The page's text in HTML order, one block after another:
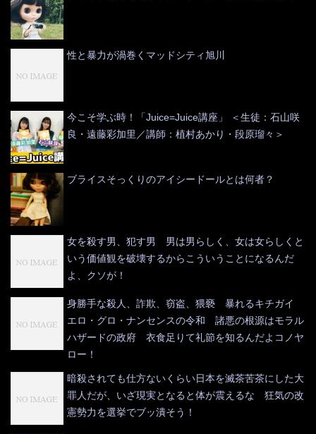
性と暴力が渦巻くマッドシティ旭川
今こそ学ぶ時！「Juice=Juice講座」 ＜生徒：石山咲
良・遠藤彩加里／講師：植村あかり・段原瑠々＞
ブライスそっくりのアイシードールとは何者？
女を殺す男、犯す男 男は男らしく、女は女らしくと
いう価値観を破壊するからこういうことになるんだ
よ、クソが！
身勝手な殺人、詐欺、窃盗、猥褻 暴れるキチガイ
エロ・グロ・ナンセンスの令和 諸悪の根源はモラル
ハザードの政府 衣食足りて礼節を知るんだよコノヤ
ロー！
暗殺されても仕方ないくらい日本を滅茶苦茶にした大
罪人だが、いざ現実となると体が震えるな 狂気の改
憲勢力を選挙でブッ潰そう！